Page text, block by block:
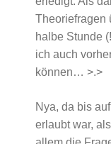
Theoriefragen
halbe Stunde
ich auch
können… >.>
Nya, da bis
erlaubt war,